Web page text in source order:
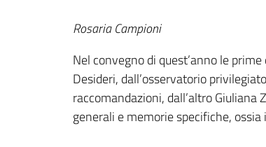
Rosaria Campioni
Nel convegno di quest’anno le
Desideri, dall’osservatorio
raccomandazioni, dall’altro
generali e memorie specifiche,